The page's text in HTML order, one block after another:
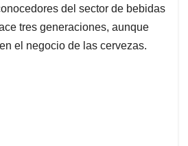
del sector de bebidas
tres generaciones, aunque
el negocio de las cervezas.